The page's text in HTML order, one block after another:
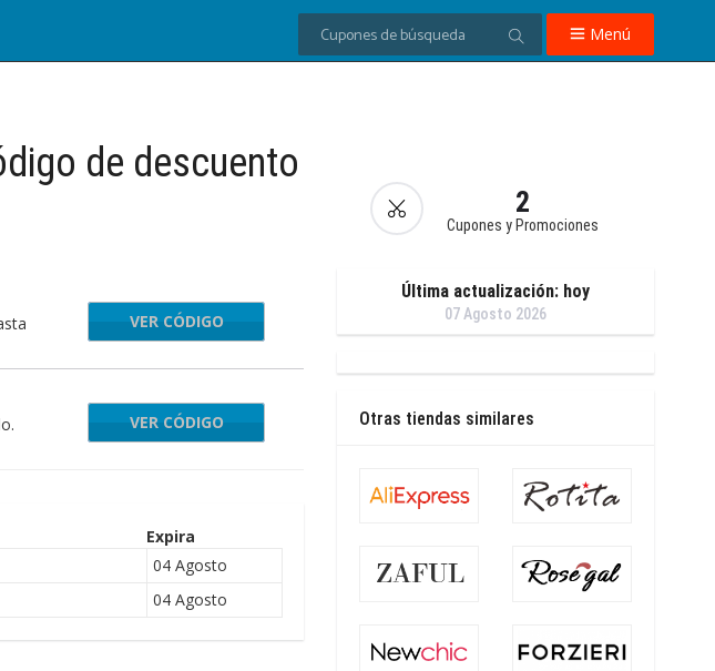
Menú
de descuento
2
Cupones y Promociones
YHOME10
VER CÓDIGO
FLASH20
VER CÓDIGO
Expira
04 Agosto
04 Agosto
Última actualización: hoy
07 Agosto 2026
Otras tiendas similares